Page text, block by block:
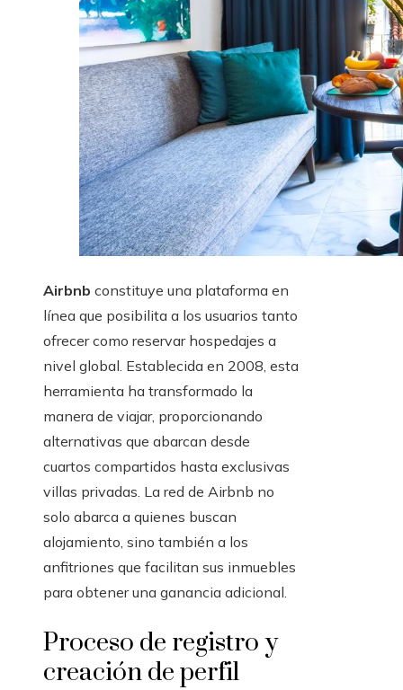
Airbnb constituye una plataforma en
línea que posibilita a los usuarios tanto
ofrecer como reservar hospedajes a
nivel global. Establecida en 2008, esta
herramienta ha transformado la
manera de viajar, proporcionando
alternativas que abarcan desde
cuartos compartidos hasta exclusivas
villas privadas. La red de Airbnb no
solo abarca a quienes buscan
alojamiento, sino también a los
anfitriones que facilitan sus inmuebles
para obtener una ganancia adicional.
Proceso de registro y
creación de perfil